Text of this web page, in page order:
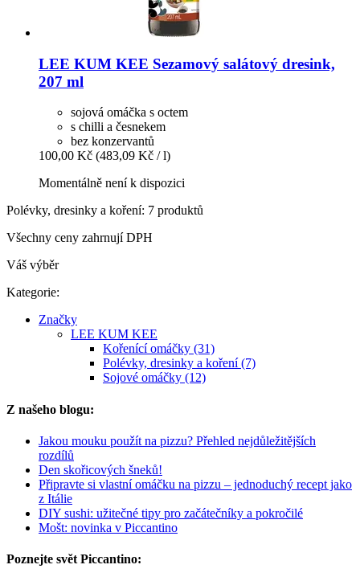
LEE KUM KEE Sezamový salátový dresink,
207 ml
sojová omáčka s octem
s chilli a česnekem
bez konzervantů
100,00 Kč (483,09 Kč / l)
Momentálně není k dispozici
Polévky, dresinky a koření: 7 produktů
Všechny ceny zahrnují DPH
Váš výběr
Kategorie:
Značky
LEE KUM KEE
Kořenící omáčky (31)
Polévky, dresinky a koření (7)
Sojové omáčky (12)
Z našeho blogu:
Jakou mouku použít na pizzu? Přehled nejdůležitějších
rozdílů
Den skořicových šneků!
Připravte si vlastní omáčku na pizzu – jednoduchý recept jako
z Itálie
DIY sushi: užitečné tipy pro začátečníky a pokročilé
Mošt: novinka v Piccantino
Poznejte svět Piccantino: